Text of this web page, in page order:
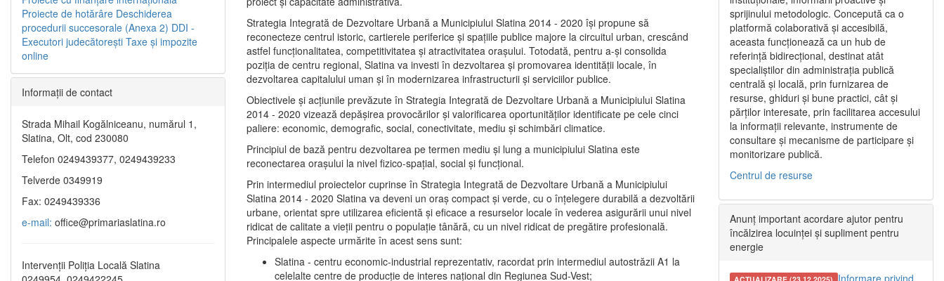
Strategia Integrată de Dezvoltare Urbană a Municipiului Slatina 2014 - 2020 își propune să
reconecteze centrul istoric, cartierele periferice şi spaţiile publice majore la circuitul urban, crescând
astfel funcţionalitatea, competitivitatea şi atractivitatea oraşului. Totodată, pentru a-şi consolida
poziţia de centru regional, Slatina va investi în dezvoltarea şi promovarea identităţii locale, în
dezvoltarea capitalului uman şi în modernizarea infrastructurii şi serviciilor publice.
Obiectivele şi acţiunile prevăzute în Strategia Integrată de Dezvoltare Urbană a Municipiului Slatina
2014 - 2020 vizează depășirea provocărilor şi valorificarea oportunităţilor identificate pe cele cinci
paliere: economic, demografic, social, conectivitate, mediu şi schimbări climatice.
Principiul de bază pentru dezvoltarea pe termen mediu şi lung a municipiului Slatina este
reconectarea oraşului la nivel fizico-spaţial, social şi funcţional.
Prin intermediul proiectelor cuprinse în Strategia Integrată de Dezvoltare Urbană a Municipiului
Slatina 2014 - 2020 Slatina va deveni un oraş compact şi verde, cu o înţelegere durabilă a dezvoltării
urbane, orientat spre utilizarea eficientă şi eficace a resurselor locale în vederea asigurării unui nivel
ridicat de calitate a vieţii pentru o populaţie tânără, cu un nivel ridicat de pregătire profesională.
Principalele aspecte urmărite în acest sens sunt:
Slatina - centru economic-industrial reprezentativ, racordat prin intermediul autostrăzii A1 la
celelalte centre de producţie de interes naţional din Regiunea Sud-Vest;
Proiecte de hotărâre Deschiderea
procedurii succesorale (Anexa 2) DDI -
Executori judecătorești Taxe şi impozite
online
Informaţii de contact
Strada Mihail Kogălniceanu, numărul 1,
Slatina, Olt, cod 230080
Telefon 0249439377, 0249439233
Telverde 0349919
Fax: 0249439336
e-mail: office@primariaslatina.ro
Intervenții Poliția Locală Slatina
sprijinului metodologic. Concepută ca o
platformă colaborativă și accesibilă,
aceasta funcționează ca un hub de
referință bidirecțional, destinat atât
specialiștilor din administrația publică
centrală și locală, prin furnizarea de
resurse, ghiduri și bune practici, cât și
părților interesate, prin facilitarea accesului
la informații relevante, instrumente de
consultare și mecanisme de participare și
monitorizare publică.
Centrul de resurse
Anunț important acordare ajutor pentru
încălzirea locuinței și supliment pentru
energie